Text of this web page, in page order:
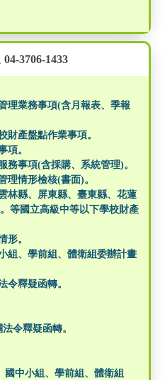
04-3706-1433
理業務事項(含月報表、季報
財產盤點作業事項。
項。
務事項(含採購、系統管理)。
理情形檢核(書面)。
林縣、屏東縣、臺東縣、花蓮
等國立高級中等以下學校財產
形。
組、學前組、體衛組委辦計畫
令釋疑函轉。
令釋疑函轉。
中小組、學前組、體衛組